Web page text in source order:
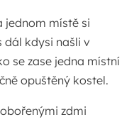
jednom místě si
dál kdysi našli v
se zase jedna místní
opuštěný kostel.
zdmi